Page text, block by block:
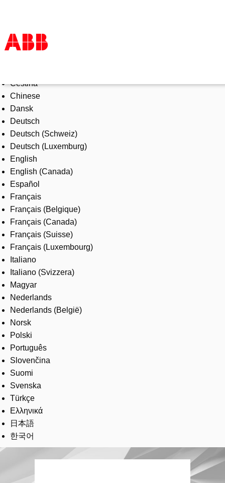
Products & Solutions
Industries
Services
About us
Where to buy
Contact us
Careers
Čeština
Chinese
Dansk
Deutsch
Deutsch (Schweiz)
Deutsch (Luxemburg)
English
English (Canada)
Español
Français
Français (Belgique)
Français (Canada)
Français (Suisse)
Français (Luxembourg)
Italiano
Italiano (Svizzera)
Magyar
Nederlands
Nederlands (België)
Norsk
Polski
Português
Slovenčina
Suomi
Svenska
Türkçe
Ελληνικά
日本語
한국어